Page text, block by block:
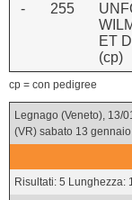
- 255
ET
(cp)
cp = con pedigree
Legnago (Veneto), 13/
(VR) sabato 13
Risultati: 5 Lunghezza: